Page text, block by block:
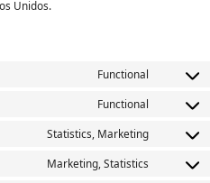
para promocionar páginas web
ejemplo, "tweet") en redes
Instagram y WhatsApp.
de Facebook, X (Formerly
publicidad personalizada.